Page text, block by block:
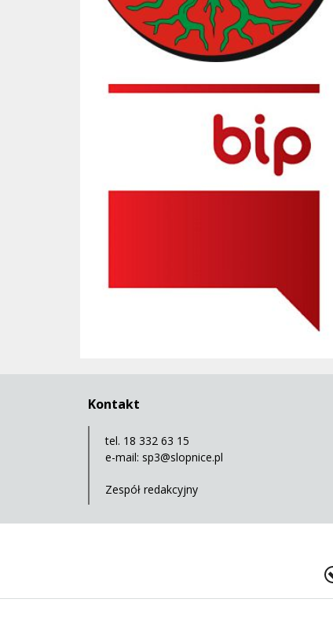
Kontakt
tel. 18 332 63 15
e-mail: sp3@slopnice.pl
Zespół redakcyjny